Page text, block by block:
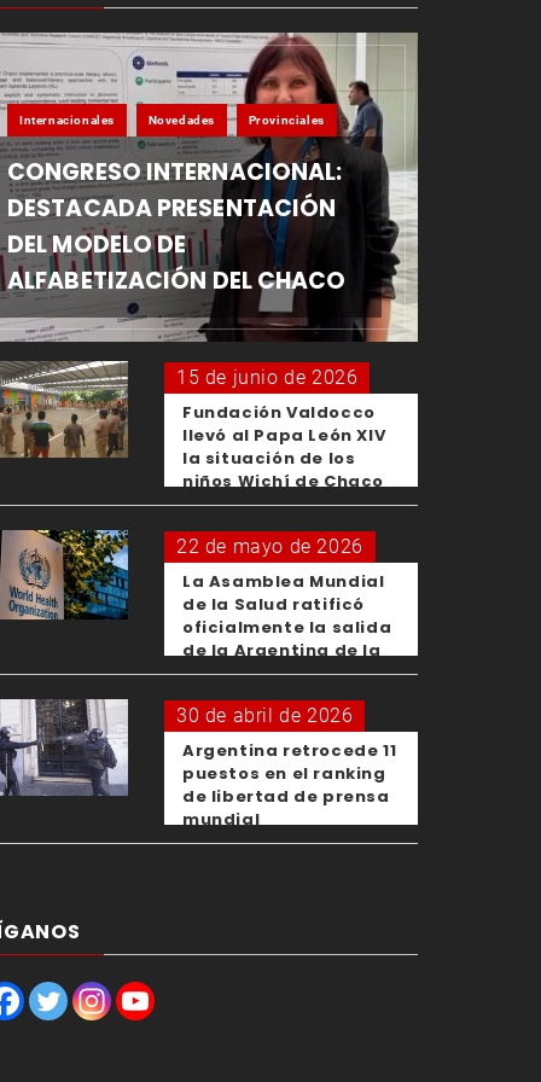
Internacionales Novedades Provinciales
CONGRESO INTERNACIONAL:
DESTACADA PRESENTACIÓN
DEL MODELO DE
ALFABETIZACIÓN DEL CHACO
15 de junio de 2026
Fundación Valdocco
llevó al Papa León XIV
la situación de los
niños Wichí de Chaco
22 de mayo de 2026
La Asamblea Mundial
de la Salud ratificó
oficialmente la salida
de la Argentina de la
OMS
30 de abril de 2026
Argentina retrocede 11
puestos en el ranking
de libertad de prensa
mundial